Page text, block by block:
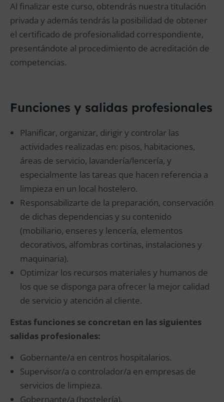
Al finalizar este curso, obtendrás nuestra titulación
privada y además tendrás la posibilidad de obtener
el certificado de profesionalidad correspondiente,
presentándote al procedimiento de acreditación de
competencias.
Funciones y salidas profesionales
Planificar, organizar, dirigir y controlar las
actividades realizadas en: pisos, habitaciones,
áreas de servicio, lavandería/lencería, y
especialmente las tareas que hacen referencia a
limpieza en un local hostelero.
Responsabilizarte de la preparación, conservación
de dichas dependencias y su contenido
(mobiliario, enseres y lencería, elementos
decorativos, alfombras cortinas, instalaciones y
maquinaria).
Optimizar los recursos materiales y humanos de
los que se disponga para ofrecer la mejor calidad
de servicio y atención al cliente.
Estas funciones se concretan en las siguientes
salidas profesionales:
Gobernante/a en centros hospitalarios.
Supervisor/a o controlador/a en empresas de
servicios de limpieza.
Gobernante/a (hostelería).